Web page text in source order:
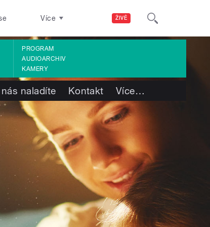
ŽIVĚ
Více
PROGRAM
AUDIOARCHIV
KAMERY
naladíte Kontakt Více…